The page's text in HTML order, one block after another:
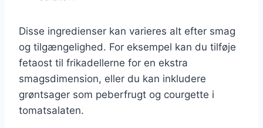
Disse ingredienser kan varieres alt efter smag
og tilgængelighed. For eksempel kan du tilføje
fetaost til frikadellerne for en ekstra
smagsdimension, eller du kan inkludere
grøntsager som peberfrugt og courgette i
tomatsalaten.